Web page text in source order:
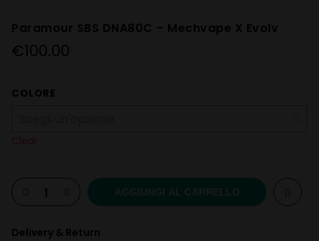
Paramour SBS DNA80C – Mechvape X Evolv
€100.00
COLORE
AGGIUNGI AL CARRELLO
Delivery & Return